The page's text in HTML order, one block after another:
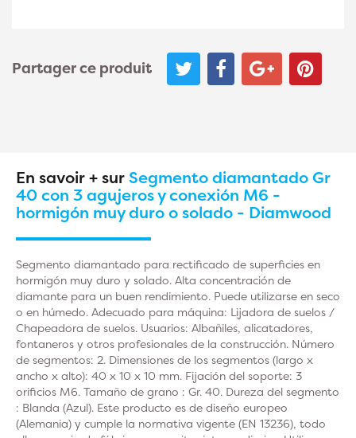
Partager ce produit
En savoir + surSegmento diamantado Gr
40 con 3 agujeros y conexión M6 -
hormigón muy duro o solado - Diamwood
Segmento diamantado para rectificado de superficies en
hormigón muy duro y solado. Alta concentración de
diamante para un buen rendimiento. Puede utilizarse en seco
o en húmedo. Adecuado para máquina: Lijadora de suelos /
Chapeadora de suelos. Usuarios: Albañiles, alicatadores,
fontaneros y otros profesionales de la construcción. Número
de segmentos: 2. Dimensiones de los segmentos (largo x
ancho x alto): 40 x 10 x 10 mm. Fijación del soporte: 3
orificios M6. Tamaño de grano : Gr. 40. Dureza del segmento
: Blanda (Azul). Este producto es de diseño europeo
(Alemania) y cumple la normativa vigente (EN 13236), todo